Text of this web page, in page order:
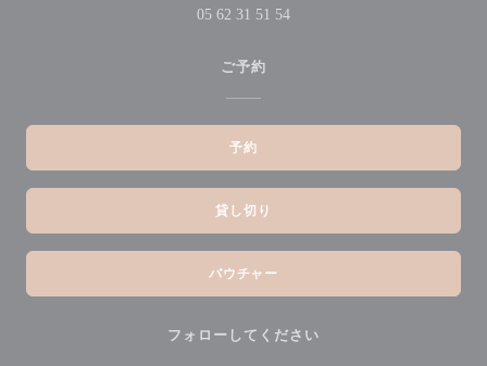
05 62 31 51 54
ご予約
予約
貸し切り
バウチャー
フォローしてください